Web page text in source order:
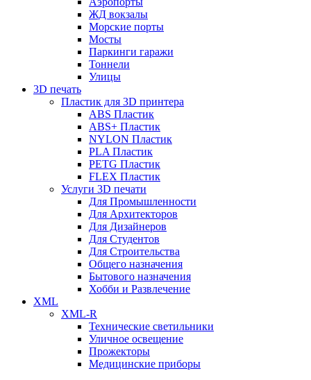
ЖД вокзалы
Морские порты
Мосты
Паркинги гаражи
Тоннели
Улицы
3D печать
Пластик для 3D принтера
ABS Пластик
ABS+ Пластик
NYLON Пластик
PLA Пластик
PETG Пластик
FLEX Пластик
Услуги 3D печати
Для Промышленности
Для Архитекторов
Для Дизайнеров
Для Студентов
Для Строительства
Общего назначения
Бытового назначения
Хобби и Развлечение
XML
XML-R
Технические светильники
Уличное освещение
Прожекторы
Медицинские приборы